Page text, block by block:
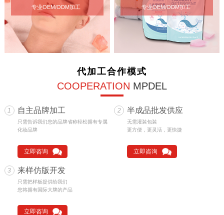
专业OEM/ODM加工 专业OEM/ODM加工
代加工合作模式
COOPERATION MPDEL
1 自主品牌加工
只需告诉我们您的品牌省称轻松拥有专属
化妆品牌
立即咨询
2 半成品批发供应
无需灌装包装
更方便，更灵活，更快捷
立即咨询
3 来样仿版开发
只需把样板提供给我们
您将拥有国际大牌的产品
立即咨询